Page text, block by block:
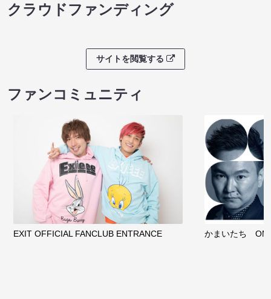
クラウドファンディング
サイトを閲覧する
ファンコミュニティ
EXIT OFFICIAL FANCLUB ENTRANCE かまいたち